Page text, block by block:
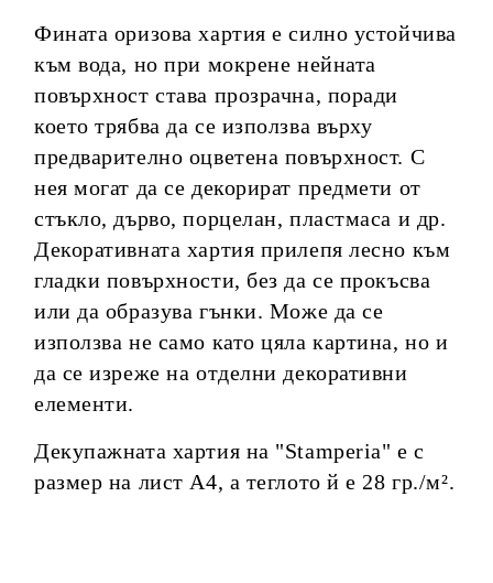
Фината оризова хартия е силно устойчива
към вода, но при мокрене нейната
повърхност става прозрачна, поради
което трябва да се използва върху
предварително оцветена повърхност. С
нея могат да се декорират предмети от
стъкло, дърво, порцелан, пластмаса и др.
Декоративната хартия прилепя лесно към
гладки повърхности, без да се прокъсва
или да образува гънки. Може да се
използва не само като цяла картина, но и
да се изреже на отделни декоративни
елементи.
Декупажната хартия на "Stamperia" е с
размер на лист А4, а теглото й е 28 гр./м².